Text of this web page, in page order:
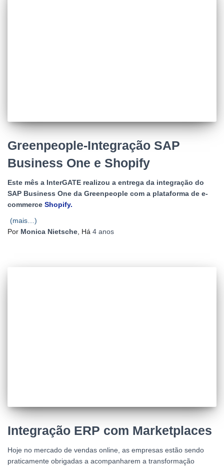
Greenpeople-Integração SAP
Business One e Shopify
Este mês a InterGATE realizou a entrega da integração do
SAP Business One da Greenpeople com a plataforma de e-
commerce Shopify.
(mais…)
Por Monica Nietsche , Há 4 anos
Integração ERP com Marketplaces
Hoje no mercado de vendas online, as empresas estão sendo
praticamente obrigadas a acompanharem a transformação